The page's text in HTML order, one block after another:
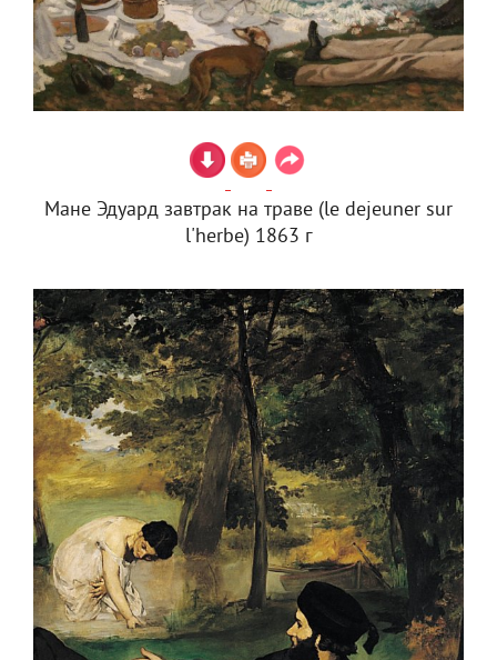
Мане Эдуард завтрак на траве (le dejeuner sur
l'herbe) 1863 г